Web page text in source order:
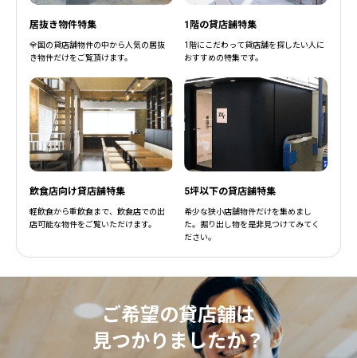
居抜き物件特集
全国の貸店舗物件の中から人気の居抜
き物件だけをご覧頂けます。
1階の貸店舗特集
1階にこだわって貸店舗を探したい人に
おすすめの特集です。
飲食店向け貸店舗特集
軽飲食から重飲食まで、飲食店での出
店可能な物件をご覧いただけます。
5坪以下の貸店舗特集
希少な狭小店舗物件だけを集めまし
た。掘り出し物を是非見つけてみてく
ださい。
ご希望の貸店舗は
見つかりましたか？